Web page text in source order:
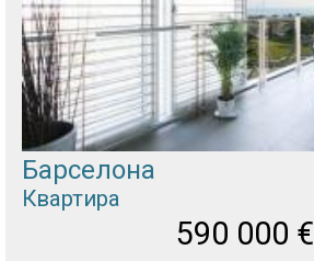
Барселона
Квартира
590 000 €